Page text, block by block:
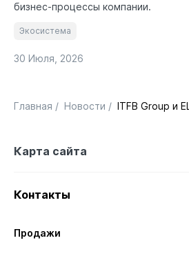
бизнес-процессы компании.
Экосистема
30 Июля, 2026
Главная / Новости / ITFB Group и
Карта сайта
Контакты
Продажи